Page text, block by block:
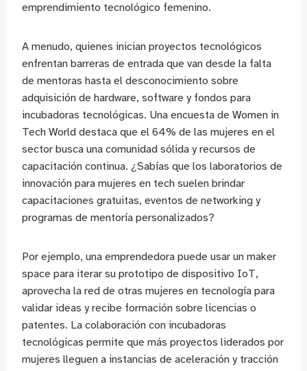
emprendimiento tecnológico femenino.
A menudo, quienes inician proyectos tecnológicos
enfrentan barreras de entrada que van desde la falta
de mentoras hasta el desconocimiento sobre
adquisición de hardware, software y fondos para
incubadoras tecnológicas. Una encuesta de Women in
Tech World destaca que el 64% de las mujeres en el
sector busca una comunidad sólida y recursos de
capacitación continua. ¿Sabías que los laboratorios de
innovación para mujeres en tech suelen brindar
capacitaciones gratuitas, eventos de networking y
programas de mentoría personalizados?
Por ejemplo, una emprendedora puede usar un maker
space para iterar su prototipo de dispositivo IoT,
aprovecha la red de otras mujeres en tecnología para
validar ideas y recibe formación sobre licencias o
patentes. La colaboración con incubadoras
tecnológicas permite que más proyectos liderados por
mujeres lleguen a instancias de aceleración y tracción